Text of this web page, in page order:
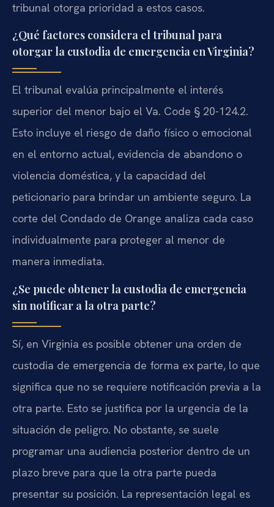
tribunal otorga prioridad a estos casos.
¿Qué factores considera el tribunal para
otorgar la custodia de emergencia en Virginia?
El tribunal evalúa principalmente el interés
superior del menor bajo el Va. Code § 20-124.2.
Esto incluye el riesgo de daño físico o emocional
en el entorno actual, evidencia de abandono o
violencia doméstica, y la capacidad del
peticionario para brindar un ambiente seguro. La
corte del Condado de Orange analiza cada caso
individualmente para proteger al menor de
manera inmediata.
¿Se puede obtener la custodia de emergencia
sin notificar a la otra parte?
Sí, en Virginia es posible obtener una orden de
custodia de emergencia de forma ex parte, lo que
significa que no se requiere notificación previa a la
otra parte. Esto se justifica por la urgencia de la
situación de peligro. No obstante, se suele
programar una audiencia posterior dentro de un
plazo breve para que la otra parte pueda
presentar su posición. La representación legal es